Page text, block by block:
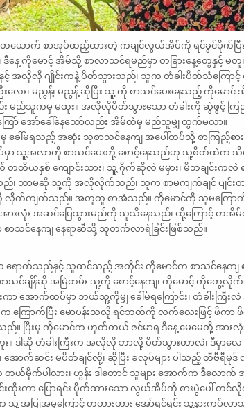
တယောက် စာအုပ်ထည့်ထားတဲ့ ကချင်လွယ်အိပ်ကို ရင်ခွင်ပိုက်ပ
နေ့ ကိုမောင့် အိမ်သို့ စာလာသင်ရမည်မှာ တခြားနေ့တွေနှင့် မ
အလိုလို ဂျိုင်းကနဲ့ ပိတ်သွားသည်၊ သူက တံခါးပိတ်သံကြောင့် ရုတ်တ
ဦးလေး၊ မညွန့်၊ မညွန့် ဆိုပြီး သူ့ ကို စာသင်ပေးနေသည့် ကိုမ
မည်သူကမှ မထူး။ အလိုလိုပိတ်သွားသော တံခါးကို ဆွဲဖွင့် ကြ
ြော် အော်ခေါ်နေသော်လည်း အိမ်ထဲမှ မည်သူမျှ ထွက်မလာ။
ေါ်မရသည့် အဆုံး သူစာသင်နေကျ အပေါ်ထပ်သို့ စာကြည့်စာ
မှာ သူ့အလာကို စာသင်ပေးဘို့ စောင့်နေသည်ဟု သူ့စိတ်ထဲက သိန
တိယနှစ် ကျောင်းသား၊ သူ့ ဂိုက်ဆိုလဲ မမှား၊ မိဘချင်း
၊ ဘာမဆို သူ့ကို အလိုလိုက်သည်၊ သူက စာမကျက်ချင် ပျင်
လိုက်ကျက်သည်။ အတူတူ စာအံသည်။ ကိုမောင်ကို သူမကြောက်
အားလုံး အဆင်ပြေသွားမည်ကို သူသိနေသည်၊ ထို့ကြောင့်
စာသင်နေကျ နေရာဆီသို့ သူတက်လာရဲခြင်းဖြစ်သည်။
ရောက်သည်နှင့် သူထင်သည့် အတိုင်း ကိုမောင်က စာသင်နေက
ာသင်ချိန်ဆို အမြဲတမ်း သူ့ကို စောင့်နေကျ၊ ကိုမောင့် ကိုတွေ့
းကာ အောက်ထပ်မှာ ဘယ်သူ့ကိုမျှ ခေါ်မရကြောင်း၊ တံခါးကြီ
ကြောက်ပြီး မောပန်းသလို ရင်ဘတ်ကို လက်လေးဖြင့် ဖိကာ ဖိက
ည်။ ပြီးမှ ကိုမောင်က ဟုတ်တယ် ဇင်မာရ ဒီနေ့ မေမေတို့ အားလုံး
။ ဒါဆို တံခါးကြီးက အလိုလို ဘာလို့ ပိတ်သွားတာလဲ၊ ဒီမှာလေ
ောက်ဆင်း မပိတ်ချင်လို့၊ ဆိုပြီး ခလုပ်များ ပါသည့် တီဗီရီ
ယ်မိုက်ပါလား၊ ဟွန်း ဒါတောင် သူများ အောက်က ဒီလော
င်းထိုးကာ ပြောရင်း ပိုက်ထားသော လွယ်အိပ်ကို စားပွဲပေါ် တ
သူ့ အပြုအမူကြောင့် တဟားဟား အော်ရင်ရင်း သူ့နားကပ်